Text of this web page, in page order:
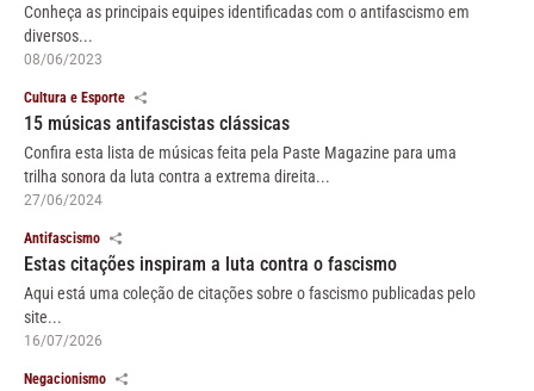
Conheça as principais equipes identificadas com o antifascismo em
diversos...
08/06/2023
Cultura e Esporte
15 músicas antifascistas clássicas
Confira esta lista de músicas feita pela Paste Magazine para uma
trilha sonora da luta contra a extrema direita...
27/06/2024
Antifascismo
Estas citações inspiram a luta contra o fascismo
Aqui está uma coleção de citações sobre o fascismo publicadas pelo
site...
16/07/2026
Negacionismo